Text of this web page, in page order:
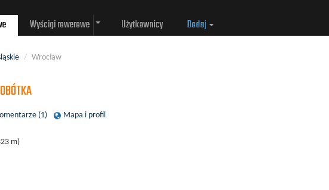
Wyścigi rowerowe Użytkownicy Dodaj
/ Wrocław
(1) Mapa i profil
m)